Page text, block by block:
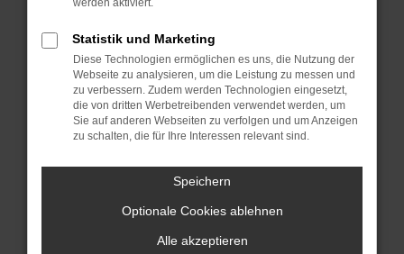
Manche Erweiterungen, wie Werbeblocker,
können das Laden bestimmter Seiten
verhindern. Funktioniert die Seite in einem
anderen Browser oder in einem privaten
Fenster?
Starte dein Gerät neu.
vorübergehende Probleme zu beheben.
Betriebssystem auf dem neuesten Stand
werden aktiviert.
Statistik und Marketing
Diese Technologien ermöglichen es uns, die Nutzung der
Webseite zu analysieren, um die Leistung zu messen und
zu verbessern. Zudem werden Technologien eingesetzt,
die von dritten Werbetreibenden verwendet werden, um
Sie auf anderen Webseiten zu verfolgen und um Anzeigen
zu schalten, die für Ihre Interessen relevant sind.
Speichern
Optionale Cookies ablehnen
Alle akzeptieren